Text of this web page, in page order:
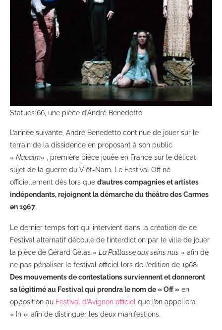
Statues 66, une pièce d’André Benedetto
L’année suivante, André Benedetto continue de jouer sur le
terrain de la dissidence en proposant à son public
« Napalm« , première pièce jouée en France sur le délicat
sujet de la guerre du Viêt-Nam. Le Festival Off né
officiellement dès lors que d’autres compagnies et artistes
indépendants, rejoignent la démarche du théâtre des Carmes
en 1967.
Le dernier temps fort qui intervient dans la création de ce
Festival alternatif découle de l’interdiction par le ville de jouer
la pièce de Gérard Gelas « La Paillasse aux seins nus » afin de
ne pas pénaliser le festival officiel lors de l’édition de 1968.
Des mouvements de contestations surviennent et donneront
sa légitimé au Festival qui prendra le nom de « Off » en
opposition au Festival d’Avignon officiel que l’on appellera
« In », afin de distinguer les deux manifestions.